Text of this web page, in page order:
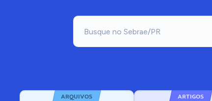
ARQUIVOS ARTIGOS